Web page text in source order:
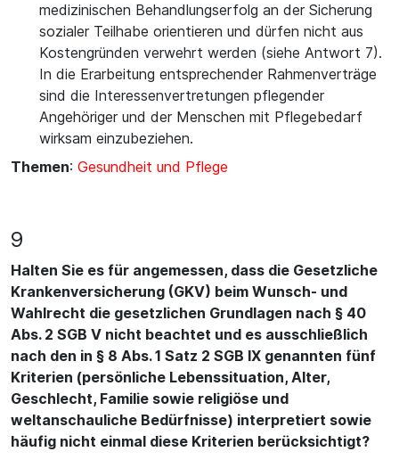
medizinischen Behandlungserfolg an der Sicherung
sozialer Teilhabe orientieren und dürfen nicht aus
Kostengründen verwehrt werden (siehe Antwort 7).
In die Erarbeitung entsprechender Rahmenverträge
sind die Interessenvertretungen pflegender
Angehöriger und der Menschen mit Pflegebedarf
wirksam einzubeziehen.
Themen: Gesundheit und Pflege
9
Halten Sie es für angemessen, dass die Gesetzliche
Krankenversicherung (GKV) beim Wunsch- und
Wahlrecht die gesetzlichen Grundlagen nach § 40
Abs. 2 SGB V nicht beachtet und es ausschließlich
nach den in § 8 Abs. 1 Satz 2 SGB IX genannten fünf
Kriterien (persönliche Lebenssituation, Alter,
Geschlecht, Familie sowie religiöse und
weltanschauliche Bedürfnisse) interpretiert sowie
häufig nicht einmal diese Kriterien berücksichtigt?